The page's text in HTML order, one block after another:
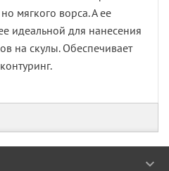
мягкого ворса. А ее
идеальной для нанесения
на скулы. Обеспечивает